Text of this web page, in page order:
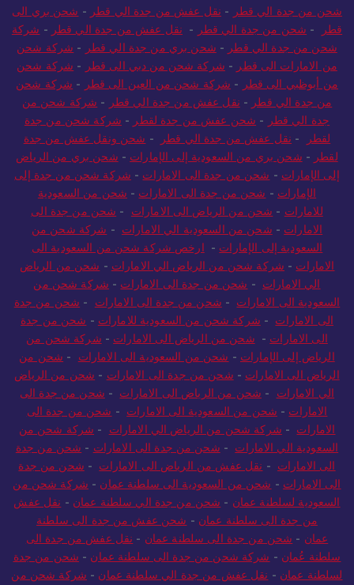
شحن من جدة الي قطر - نقل عفش من جدة الي قطر - شحن بري الى
قطر
- شحن من جدة الي قطر - نقل عفش من جدة الي قطر - شركة
شحن من جدة الي قطر - شحن بري من جدة الي قطر - شركة شحن
من الامارات الى قطر - شركة شحن من دبي الى قطر - شركة شحن
من أبوظبي الى قطر - شركة شحن من العين الى قطر - شركة شحن
من جدة الي قطر - نقل عفش من جدة الي قطر - شركة شحن من
جدة الي قطر - شحن عفش من جدة لقطر - شركة شحن من جدة
لقطر
- نقل عفش من جدة الي قطر - شحن ونقل عفش من جدة
لقطر - شحن بري من السعودية إلى الإمارات - شحن بري من الرياض
إلى الإمارات - شحن من جدة الى الامارات - شركة شحن من جدة إلى
الإمارات - شحن من جدة الى الامارات - شحن من السعودية
للامارات - شحن من الرياض الى الامارات - شحن من جدة الى
الامارات - شحن من السعودية الي الامارات - شركة شحن من
السعودية إلى الإمارات - ارخص شركة شحن من السعودية الى
الامارات - شركة شحن من الرياض الي الامارات - شحن من الرياض
الي الامارات - شحن من جدة الى الامارات - شركة شحن من
السعودية الى الامارات - شحن من جدة الى الامارات - شحن من جدة
الى الامارات - شركة شحن من السعودية للامارات - شحن من جدة
الى الامارات - شحن من الرياض الى الامارات - شركة شحن من
الرياض إلى الإمارات - شحن من السعودية الى الامارات - شحن من
الرياض الى الامارات - شحن من جدة الى الامارات - شحن من الرياض
الي الامارات - شحن من الرياض الى الامارات - شحن من جدة الى
الامارات - شحن من السعودية الى الامارات - شحن من جدة الى
الامارات - شركة شحن من الرياض الي الامارات - شركة شحن من
السعودية الي الامارات - شحن من جدة الى الامارات - شحن من جدة
الى الامارات - نقل عفش من الرياض الى الامارات - شحن من جدة
الى الامارات - شحن من السعودية الى سلطنة عمان - شركة شحن من
السعودية لسلطنة عمان - شحن من جدة الي سلطنة عمان - نقل عفش
من جدة الى سلطنة عمان - شحن عفش من جدة الى سلطنة
عمان - شحن من جدة الى سلطنة عمان - نقل عفش من جدة الى
سلطنة عُمان - شركة شحن من جدة الى سلطنة عمان - شحن من جدة
لسلطنة عمان - نقل عفش من جدة الي سلطنة عمان - شركة شحن من